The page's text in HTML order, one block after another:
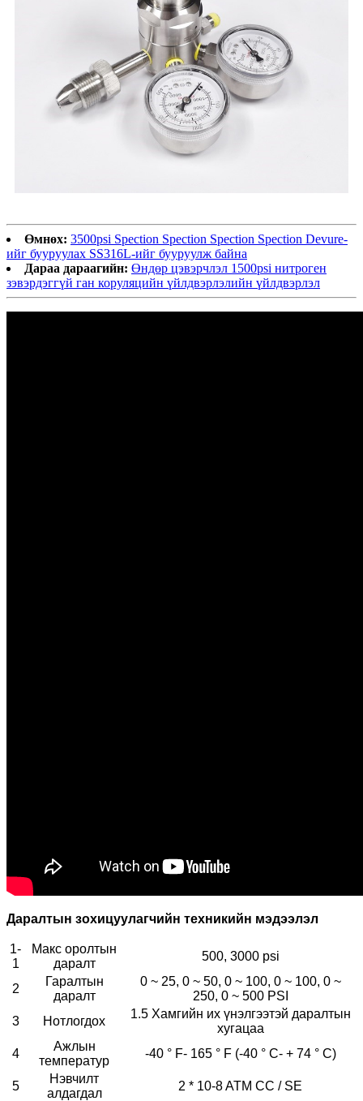
Өмнөх: 3500psi Spection Spection Spection Spection Devure-
ийг бууруулах SS316L-ийг бууруулж байна
Дараа дараагийн: Өндөр цэвэрчлэл 1500psi нитроген
зэвэрдэггүй ган коруляцийн үйлдвэрлэлийн үйлдвэрлэл
Даралтын зохицуулагчийн техникийн мэдээлэл
1-
1
Макс оролтын
даралт
500, 3000 psi
2
Гаралтын
даралт
0 ~ 25, 0 ~ 50, 0 ~ 100, 0 ~ 100, 0 ~
250, 0 ~ 500 PSI
3
Нотлогдох
1.5 Хамгийн их үнэлгээтэй даралтын
хугацаа
4
Ажлын
температур
-40 ° F- 165 ° F (-40 ° C- + 74 ° C)
5
Нэвчилт
алдагдал
2 * 10-8 ATM CC / SE